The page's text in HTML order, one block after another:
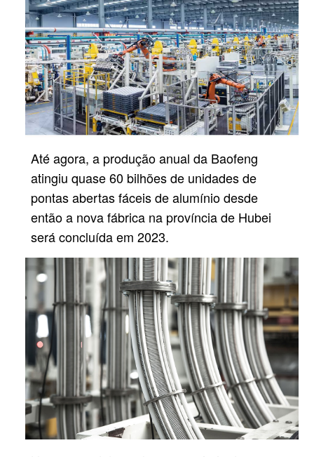
Até agora, a produção anual da Baofeng
atingiu quase 60 bilhões de unidades de
pontas abertas fáceis de alumínio desde
entãoa nova fábrica na província de Hubei
será concluída em 2023.